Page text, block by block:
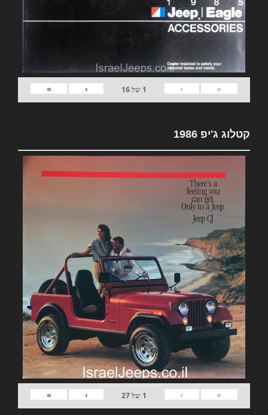
«
‹
1 של16
›
»
קטלוג ג'יפ 1986
«
‹
1 של27
›
»